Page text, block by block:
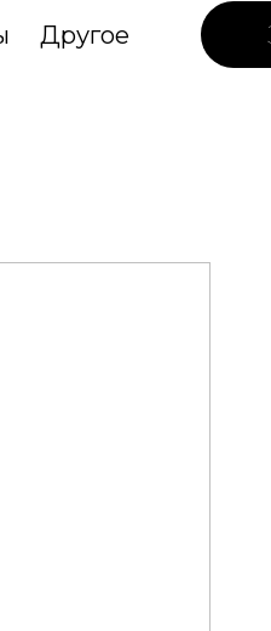
Другое